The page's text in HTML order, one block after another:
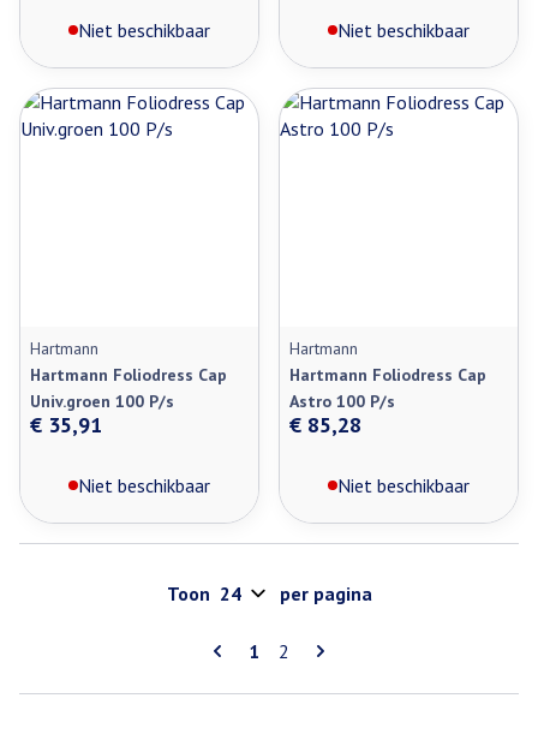
Niet beschikbaar Niet beschikbaar
Hartmann
Hartmann Foliodress Cap
Univ.groen 100 P/s
€ 35,91
Niet beschikbaar
Hartmann
Hartmann Foliodress Cap
Astro 100 P/s
€ 85,28
Niet beschikbaar
Pagina's
U lees momenteel pagina
1 Pagina
2
Toon per pagina